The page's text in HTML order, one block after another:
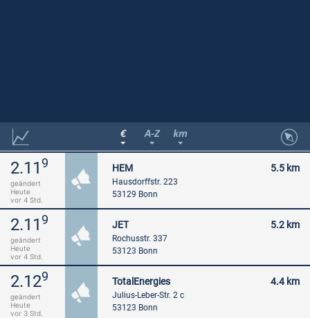
2.11 9
geändert
Heute
vor 4 Std.
HEM 5.5 km
Hausdorffstr. 223
53129 Bonn
2.11 9
geändert
Heute
vor 4 Std.
JET 5.2 km
Rochusstr. 337
53123 Bonn
2.129
geändert
Heute
vor 3 Std.
TotalEnergies 4.4 km
Julius-Leber-Str. 2 c
53123 Bonn